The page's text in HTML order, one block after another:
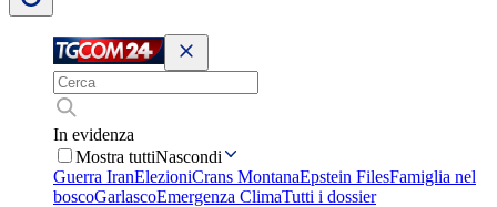
In evidenza
Mostra tuttiNascondi
Guerra IranElezioniCrans MontanaEpstein FilesFamiglia nel
boscoGarlascoEmergenza ClimaTutti i dossier